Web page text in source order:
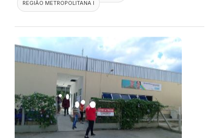
REGIÃO METROPOLITANA I